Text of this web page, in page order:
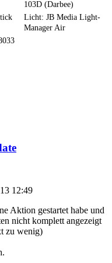
103D (Darbee)
Licht: JB Media Light-
Manager Air
12:49
Aktion gestartet habe und
nicht komplett angezeigt
zu wenig)